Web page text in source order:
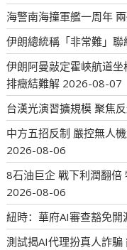
海警南海撞軍艦一周年
伊朗總統稱「非常難」聯
伊朗阿曼敲定霍峽航道
排癥結難解 2026-08-07
台漢光演習擴規模 聚焦
中方五招反制 嚴控無人
2026-08-06
8石油巨企 戰下利潤翻倍
2026-08-06
紐時：華府AI審查豁免
測試揭AI代理扮真人詐